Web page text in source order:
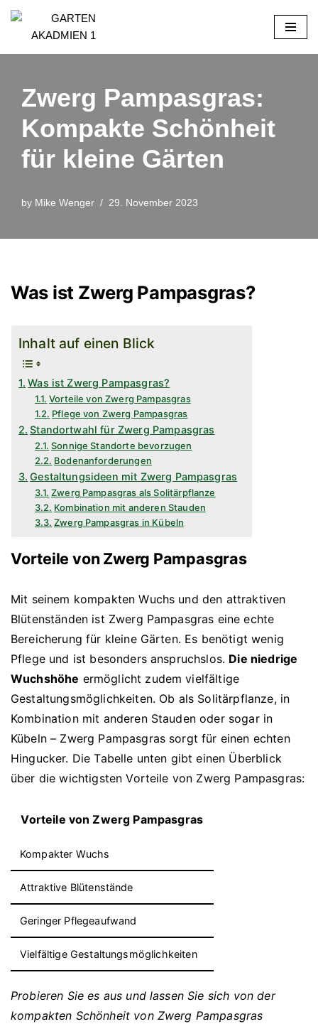
to
Zwerg Pampasgras:
Kompakte Schönheit
für kleine Gärten
by Mike Wenger 29. November 2023
Was ist Zwerg Pampasgras?
Inhalt auf einen Blick
Was ist Zwerg Pampasgras?
Vorteile von Zwerg Pampasgras
Pflege von Zwerg Pampasgras
Standortwahl für Zwerg Pampasgras
Sonnige Standorte bevorzugen
Bodenanforderungen
Gestaltungsideen mit Zwerg Pampasgras
Zwerg Pampasgras als Solitärpflanze
Kombination mit anderen Stauden
Zwerg Pampasgras in Kübeln
Vorteile von Zwerg Pampasgras
Mit seinem kompakten Wuchs und den attraktiven
Blütenständen ist Zwerg Pampasgras eine echte
Bereicherung für kleine Gärten. Es benötigt wenig
Pflege und ist besonders anspruchslos. Die niedrige
Wuchshöhe ermöglicht zudem vielfältige
Gestaltungsmöglichkeiten. Ob als Solitärpflanze, in
Kombination mit anderen Stauden oder sogar in
Kübeln – Zwerg Pampasgras sorgt für einen echten
Hingucker. Die Tabelle unten gibt einen Überblick
über die wichtigsten Vorteile von Zwerg Pampasgras:
Vorteile von Zwerg Pampasgras
Kompakter Wuchs
Attraktive Blütenstände
Geringer Pflegeaufwand
Vielfältige Gestaltungsmöglichkeiten
Probieren Sie es aus und lassen Sie sich von der
kompakten Schönheit von Zwerg Pampasgras